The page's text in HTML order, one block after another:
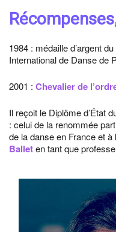
1984 : médaille d’argent
International de Danse de
2001 : Chevalier de
Il reçoit le Diplôme d’État
: celui de la renommée
de la danse en France et à
Balleten tant que